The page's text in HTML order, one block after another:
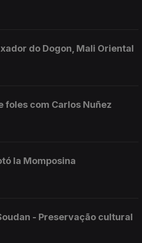
do Dogon, Mali Oriental
foles com Carlos Nuñez
la Momposina
- Preservação cultural